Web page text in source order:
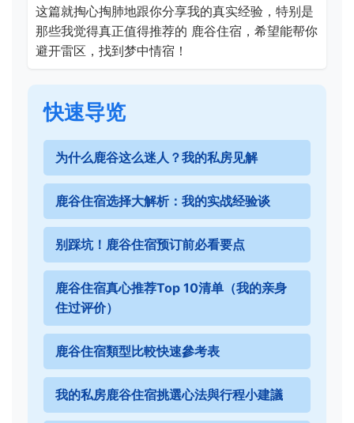
这篇就掏心掏肺地跟你分享我的真实经验，特别是
那些我觉得真正值得推荐的 鹿谷住宿，希望能帮你
避开雷区，找到梦中情宿！
快速导览
为什么鹿谷这么迷人？我的私房见解
鹿谷住宿选择大解析：我的实战经验谈
别踩坑！鹿谷住宿预订前必看要点
鹿谷住宿真心推荐Top 10清单（我的亲身
住过评价）
鹿谷住宿類型比較快速參考表
我的私房鹿谷住宿挑選心法與行程小建議